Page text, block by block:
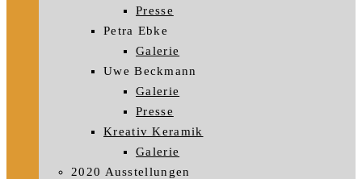
Presse
Petra Ebke
Galerie
Uwe Beckmann
Galerie
Presse
Kreativ Keramik
Galerie
2020 Ausstellungen